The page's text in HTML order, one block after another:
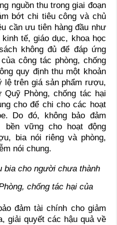
nguồn thu trong giai đoạn
bớt chi tiêu công và chủ
cần ưu tiên hàng đầu như
tế, giáo dục, khoa học
không đủ để đáp ứng
công tác phòng, chống
quy định thu một khoản
lệ trên giá sản phẩm rượu,
Phòng, chống tác hại
cho để chi cho các hoạt
Do đó, không bảo đảm
bền vững cho hoạt động
bia nói riêng và phòng,
nói chung.
chống tác hại của
đảm tài chính cho giảm
giải quyết các hậu quả về